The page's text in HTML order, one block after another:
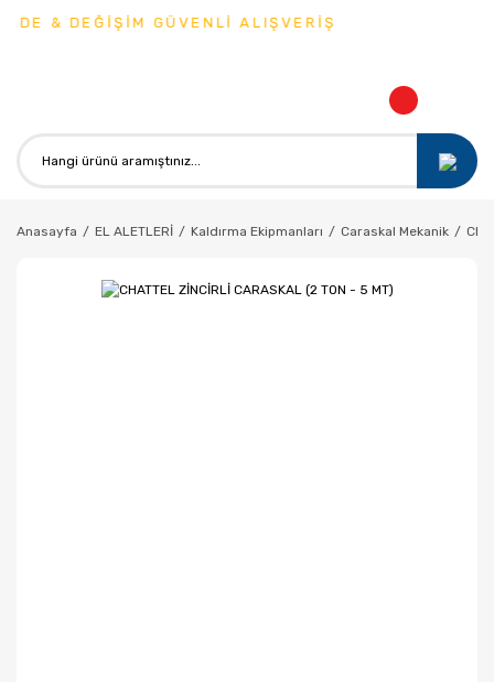
& DEĞİŞİM GÜVENLİ ALIŞVERİŞ
Anasayfa EL ALETLERİ Kaldırma Ekipmanları Caraskal Mekanik